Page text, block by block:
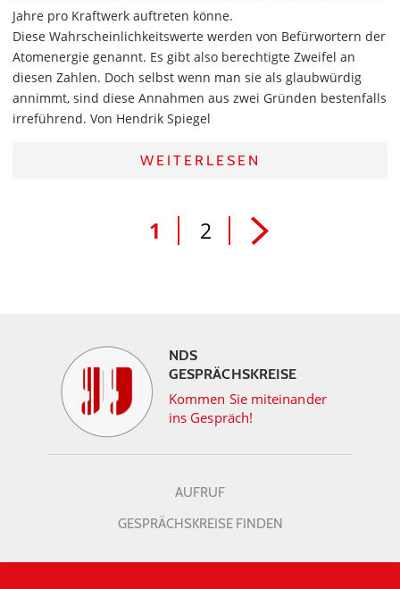
Jahre pro Kraftwerk auftreten könne.
Diese Wahrscheinlichkeitswerte werden von Befürwortern der
Atomenergie genannt. Es gibt also berechtigte Zweifel an
diesen Zahlen. Doch selbst wenn man sie als glaubwürdig
annimmt, sind diese Annahmen aus zwei Gründen bestenfalls
irreführend. Von Hendrik Spiegel
WEITERLESEN
1 2
NDS
GESPRÄCHSKREISE
Kommen Sie miteinander
ins Gespräch!
AUFRUF
GESPRÄCHSKREISE FINDEN